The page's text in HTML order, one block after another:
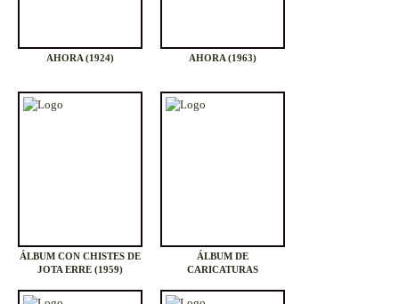
AHORA (1924) AHORA (1963)
ÁLBUM CON CHISTES DE
JOTA ERRE (1959)
ÁLBUM DE
CARICATURAS